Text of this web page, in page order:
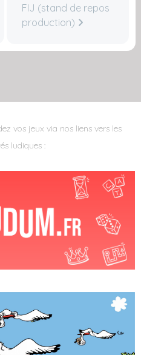
FIJ (stand de repos
production)
vos jeux via nos liens vers les
ludiques :